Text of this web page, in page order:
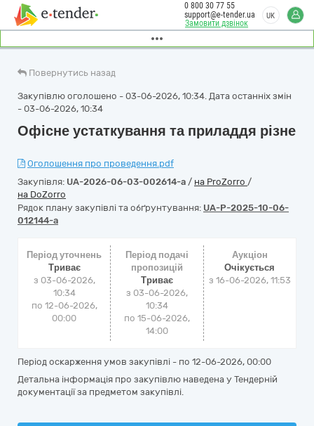
Замовити дзвінок
0 800 30 77 55
support@e-tender.ua
UK
Повернутись назад
Закупівлю оголошено - 03-06-2026, 10:34. Дата останніх змін
- 03-06-2026, 10:34
Офісне устаткування та приладдя різне
Оголошення про проведення.pdf
Закупівля: UA-2026-06-03-002614-a / на ProZorro /
на DoZorro
Рядок плану закупівлі та обґрунтування: UA-P-2025-10-06-
012144-a
Період уточнень
Триває
з 03-06-2026,
10:34
по 12-06-2026,
00:00
Період подачі
пропозицій
Триває
з 03-06-2026,
10:34
по 15-06-2026,
14:00
Аукціон
Очікується
з 16-06-2026, 11:53
Період оскарження умов закупівлі - по 12-06-2026, 00:00
Детальна інформація про закупівлю наведена у Тендерній
документації за предметом закупівлі.